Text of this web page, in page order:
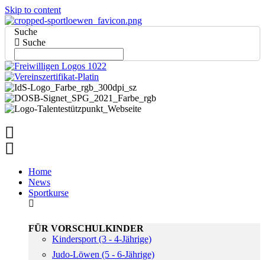
Skip to content
Suche
Suche
Home
News
Sportkurse
FÜR VORSCHULKINDER
Kindersport (3 - 4-Jährige)
Judo-Löwen (5 - 6-Jährige)